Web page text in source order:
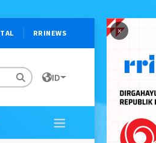
×
RRINEWS
ID